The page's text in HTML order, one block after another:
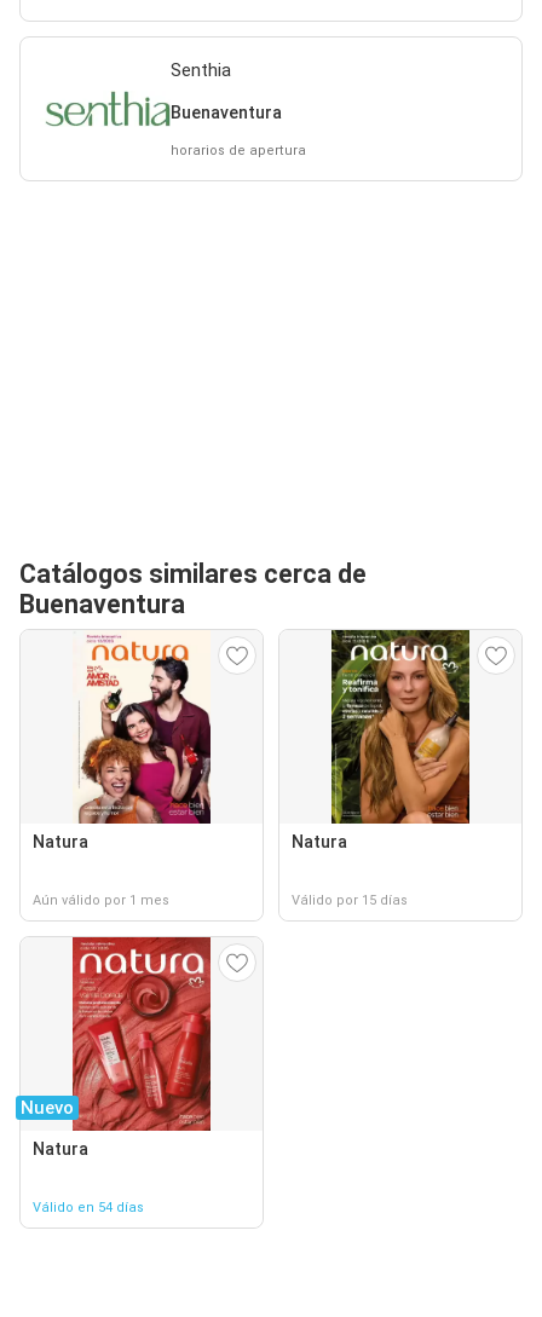
Senthia
Buenaventura
horarios de apertura
Catálogos similares cerca de
Buenaventura
Natura
Aún válido por 1 mes
Natura
Válido por 15 días
Nuevo
Natura
Válido en 54 días